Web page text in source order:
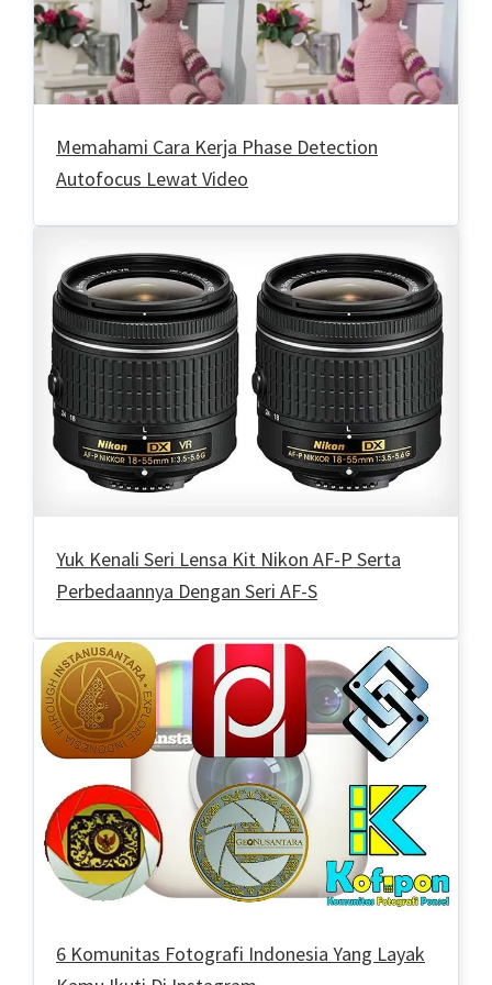
Memahami Cara Kerja Phase Detection
Autofocus Lewat Video
Yuk Kenali Seri Lensa Kit Nikon AF-P Serta
Perbedaannya Dengan Seri AF-S
6 Komunitas Fotografi Indonesia Yang Layak